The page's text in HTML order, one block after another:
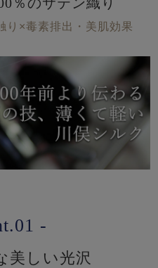
り×毒素排出・美肌効果
-
美しい光沢